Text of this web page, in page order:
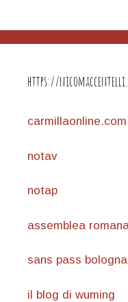
https://
carmillaonline.com
notav
notap
assemblea
sans pass bologna
il blog di wuming